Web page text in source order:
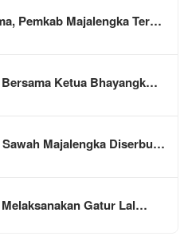
Pemkab Majalengka Ter…
Ketua Bhayangk…
Sawah Majalengka Diserbu…
Gatur Lal…